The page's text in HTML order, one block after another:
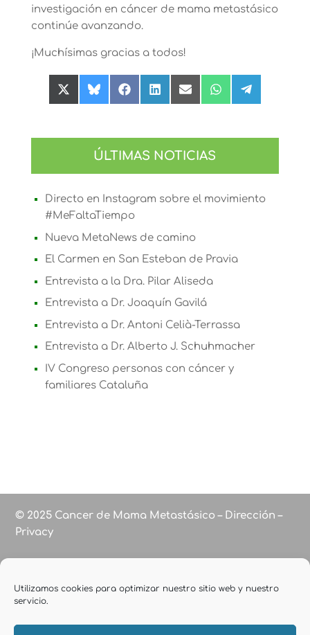
Utilizamos cookies para optimizar nuestro sitio web y nuestro
servicio.
investigación en cáncer de mama metastásico
continúe avanzando.
¡Muchísimas gracias a todos!
Compartir
en
Compartir
en
Compartir
en
Compartir
en
Compartir
en
Compartir
en
Compartir
en
ÚLTIMAS NOTICIAS
Directo en Instagram sobre el movimiento
#MeFaltaTiempo
Nueva MetaNews de camino
El Carmen en San Esteban de Pravia
Entrevista a la Dra. Pilar Aliseda
Entrevista a Dr. Joaquín Gavilá
Entrevista a Dr. Antoni Celià-Terrassa
Entrevista a Dr. Alberto J. Schuhmacher
IV Congreso personas con cáncer y
familiares Cataluña
© 2025 Cancer de Mama Metastásico – Dirección –
Privacy